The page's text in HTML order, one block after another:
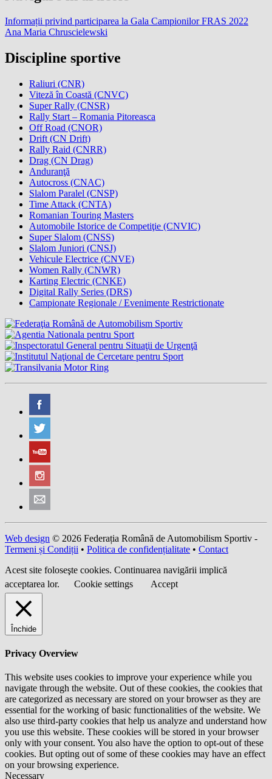
Informații privind participarea la Gala Campionilor FRAS 2022
Ana Maria Chruscielewski
Discipline sportive
Raliuri (CNR)
Viteză în Coastă (CNVC)
Super Rally (CNSR)
Rally Start – Romania Pitoreasca
Off Road (CNOR)
Drift (CN Drift)
Rally Raid (CNRR)
Drag (CN Drag)
Anduranţă
Autocross (CNAC)
Slalom Paralel (CNSP)
Time Attack (CNTA)
Romanian Touring Masters
Automobile Istorice de Competiţie (CNVIC)
Super Slalom (CNSS)
Slalom Juniori (CNSJ)
Vehicule Electrice (CNVE)
Women Rally (CNWR)
Karting Electric (CNKE)
Digital Rally Series (DRS)
Campionate Regionale / Evenimente Restrictionate
Web design © 2026 Federația Română de Automobilism Sportiv -
Termeni și Condiții • Politica de confidențialitate • Contact
Acest site foloseşte cookies. Continuarea navigării implică
acceptarea lor.
Cookie settings Accept
Închide
Privacy Overview
This website uses cookies to improve your experience while you
navigate through the website. Out of these cookies, the cookies that
are categorized as necessary are stored on your browser as they are
essential for the working of basic functionalities of the website. We
also use third-party cookies that help us analyze and understand how
you use this website. These cookies will be stored in your browser
only with your consent. You also have the option to opt-out of these
cookies. But opting out of some of these cookies may have an effect
on your browsing experience.
Necessary